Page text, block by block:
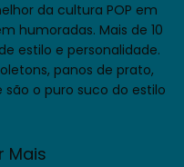
da cultura POP em
humoradas. Mais de 10
estilo e personalidade.
panos de prato,
o puro suco do estilo
Mais